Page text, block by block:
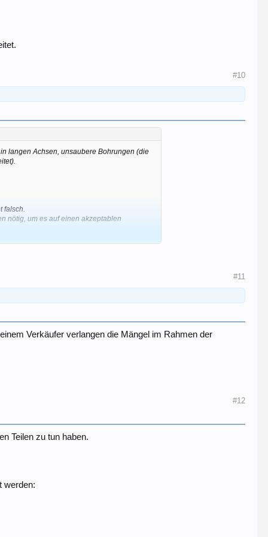
#10
langen Achsen, unsaubere Bohrungen (die
falsch.
nötig, um es auf einen akzeptablen
#11
Verkäufer verlangen die Mängel im Rahmen der
#12
Teilen zu tun haben.
werden: